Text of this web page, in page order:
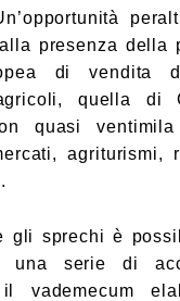
presenza della
di vendita
quella di
quasi
agriturismi,
gli sprechi è
una serie di
vademecum